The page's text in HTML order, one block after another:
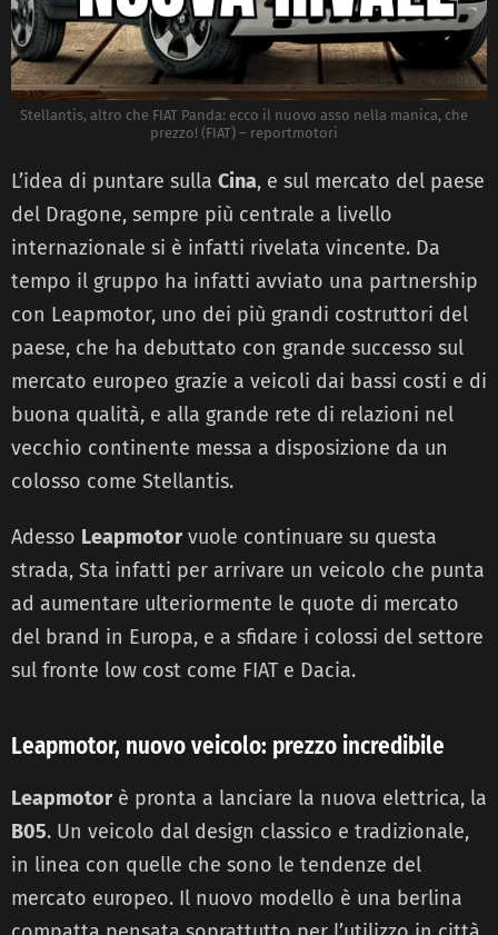
Stellantis, altro che FIAT Panda: ecco il nuovo asso nella manica, che
prezzo! (FIAT) – reportmotori
L’idea di puntare sulla Cina, e sul mercato del paese
del Dragone, sempre più centrale a livello
internazionale si è infatti rivelata vincente. Da
tempo il gruppo ha infatti avviato una partnership
con Leapmotor, uno dei più grandi costruttori del
paese, che ha debuttato con grande successo sul
mercato europeo grazie a veicoli dai bassi costi e di
buona qualità, e alla grande rete di relazioni nel
vecchio continente messa a disposizione da un
colosso come Stellantis.
Adesso Leapmotorvuole continuare su questa
strada, Sta infatti per arrivare un veicolo che punta
ad aumentare ulteriormente le quote di mercato
del brand in Europa, e a sfidare i colossi del settore
sul fronte low cost come FIAT e Dacia.
Leapmotor, nuovo veicolo: prezzo incredibile
Leapmotorè pronta a lanciare la nuova elettrica, la
B05. Un veicolo dal design classico e tradizionale,
in linea con quelle che sono le tendenze del
mercato europeo. Il nuovo modello è una berlina